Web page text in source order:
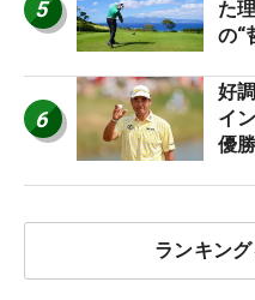
5
た
の“
6
好
イ
優
ランキン